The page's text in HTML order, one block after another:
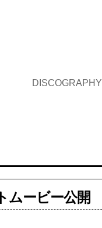
DISCOGRAPHY
ムービー公開